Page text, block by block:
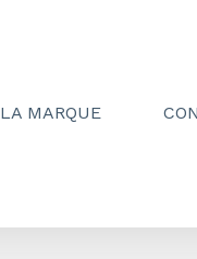
LA MARQUE